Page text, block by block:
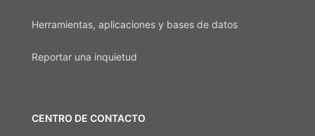
Herramientas, aplicaciones y bases de datos
Reportar una inquietud
CENTRO DE CONTACTO